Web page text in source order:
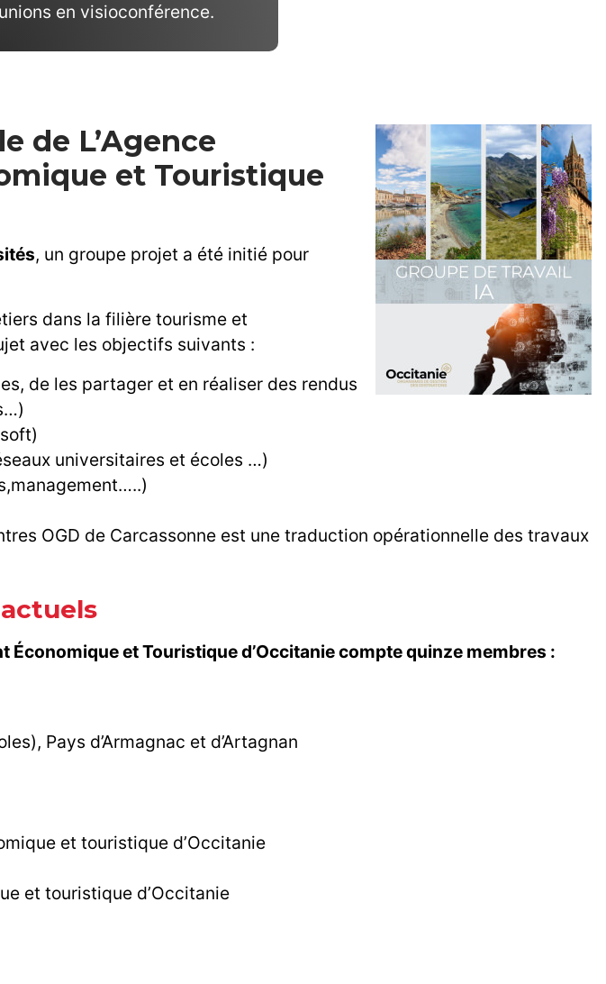
en visioconférence.
de L’Agence
et Touristique
, un groupe projet a été initié pour
dans la filière tourisme et
avec les objectifs suivants :
de les partager et en réaliser des rendus
universitaires et écoles …)
OGD de Carcassonne est une traduction opérationnelle des travaux
Économique et Touristique d’Occitanie compte quinze membres :
Pays d’Armagnac et d’Artagnan
et touristique d’Occitanie
et touristique d’Occitanie